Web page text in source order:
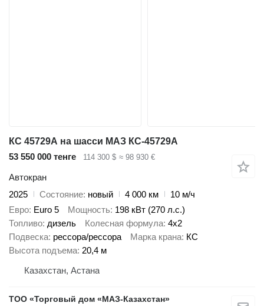
КС 45729А на шасси МАЗ КС-45729А
53 550 000 тенге
114 300 $ ≈ 98 930 €
Автокран
2025
Состояние новый 4 000 км
10 м/ч
Евро Euro 5 Мощность 198 кВт (270 л.с.)
Топливо дизель Колесная формула 4x2
Подвеска рессора/рессора Марка крана КС
Высота подъема 20,4 м
Казахстан, Астана
ТОО «Торговый дом «МАЗ-Казахстан»